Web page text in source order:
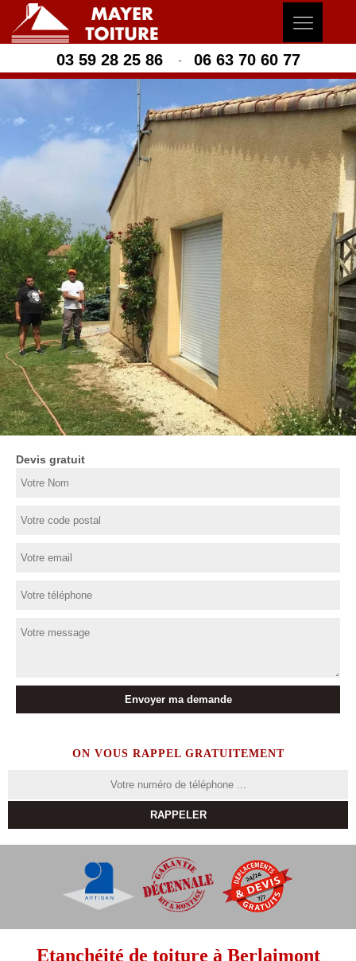
03 59 28 25 86 - 06 63 70 60 77
Devis gratuit
ON VOUS RAPPEL GRATUITEMENT
Etanchéité de toiture à Berlaimont